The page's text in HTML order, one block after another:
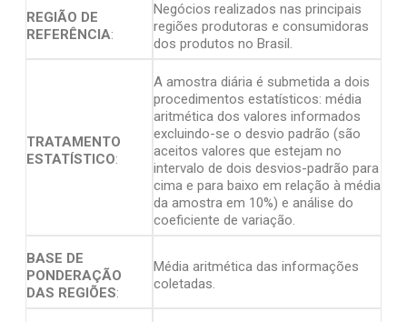
REGIÃO DE
REFERÊNCIA:
Negócios realizados nas principais
regiões produtoras e consumidoras
dos produtos no Brasil.
TRATAMENTO
ESTATÍSTICO:
A amostra diária é submetida a dois
procedimentos estatísticos: média
aritmética dos valores informados
excluindo-se o desvio padrão (são
aceitos valores que estejam no
intervalo de dois desvios-padrão para
cima e para baixo em relação à média
da amostra em 10%) e análise do
coeficiente de variação.
BASE DE
PONDERAÇÃO
DAS REGIÕES:
Média aritmética das informações
coletadas.